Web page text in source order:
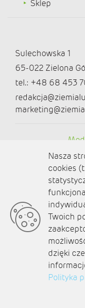
Sklep
Sulechowska 1
65-022 Zielona
tel.: +48 68 453
O nas
Kontakt
Polityka
Aktualności
Zaplanuj
Nasza
cookies
Twoich
dzięki
Polityka